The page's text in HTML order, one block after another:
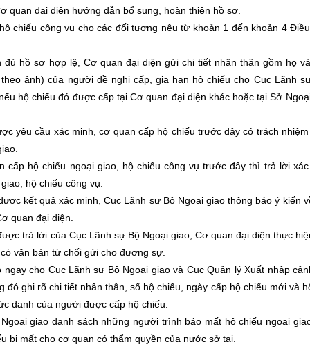
quan đại diện hướng dẫn bổ sung, hoàn thiện hồ sơ.
chiếu công vụ cho các đối tượng nêu từ khoản 1 đến khoản 4
hồ sơ hợp lệ, Cơ quan đại diện gửi chi tiết nhân thân gồm họ
ảnh) của người đề nghị cấp, gia hạn hộ chiếu cho Cục Lãnh
hộ chiếu đó được cấp tại Cơ quan đại diện khác hoặc tại Sở
yêu cầu xác minh, cơ quan cấp hộ chiếu trước đây có trách
cấp hộ chiếu ngoại giao, hộ chiếu công vụ trước đây thì trả lời
hộ chiếu công vụ.
kết quả xác minh, Cục Lãnh sự Bộ Ngoại giao thông báo ý kiến
quan đại diện.
trả lời của Cục Lãnh sự Bộ Ngoại giao, Cơ quan đại diện thực
văn bản từ chối gửi cho đương sự.
cho Cục Lãnh sự Bộ Ngoại giao và Cục Quản lý Xuất nhập
ghi rõ chi tiết nhân thân, số hộ chiếu, ngày cấp hộ chiếu mới và
danh của người được cấp hộ chiếu.
giao danh sách những người trình báo mất hộ chiếu ngoại
bị mất cho cơ quan có thẩm quyền của nước sở tại.